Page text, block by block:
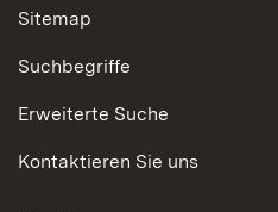
Sitemap
Suchbegriffe
Erweiterte Suche
Kontaktieren Sie uns